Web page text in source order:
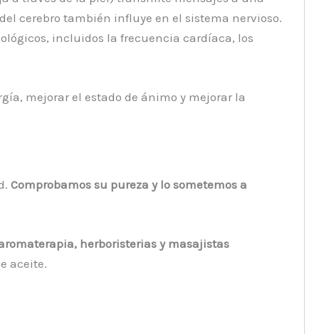
cerebro también influye en el sistema nervioso.
incluidos la frecuencia cardíaca, los
mejorar el estado de ánimo y mejorar la
Comprobamos su pureza y lo sometemos a
herboristerias y masajistas
aceite.